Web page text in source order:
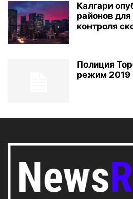
Калгари
районов
контроля
Полиция
режим 2019